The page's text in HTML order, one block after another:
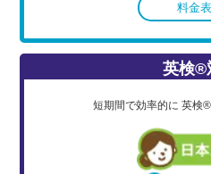
料金
英検®
短期間で効率的に 英検®